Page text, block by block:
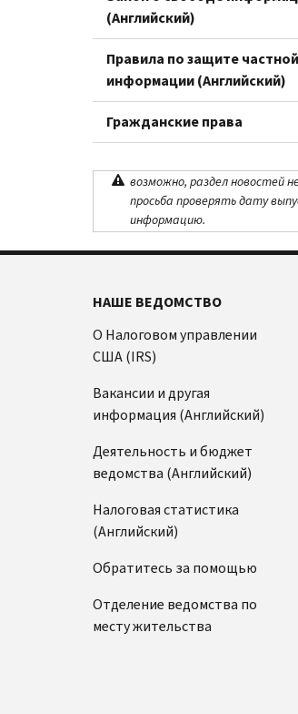
(Английский)
Правила по защите частной
информации (Английский)
Гражданские права
возможно, раздел новостей
просьба проверять дату
информацию.
НАШЕ ВЕДОМСТВО
О Налоговом управлении
США (IRS)
Вакансии и другая
информация (Английский)
Деятельность и бюджет
ведомства (Английский)
Налоговая статистика
(Английский)
Обратитесь за помощью
Отделение ведомства по
месту жительства